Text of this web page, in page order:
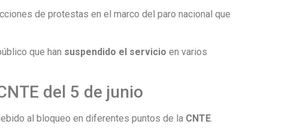
de protestas en el marco del paro nacional que
que han suspendido el servicioen varios
del 5 de junio
al bloqueo en diferentes puntos de la CNTE.